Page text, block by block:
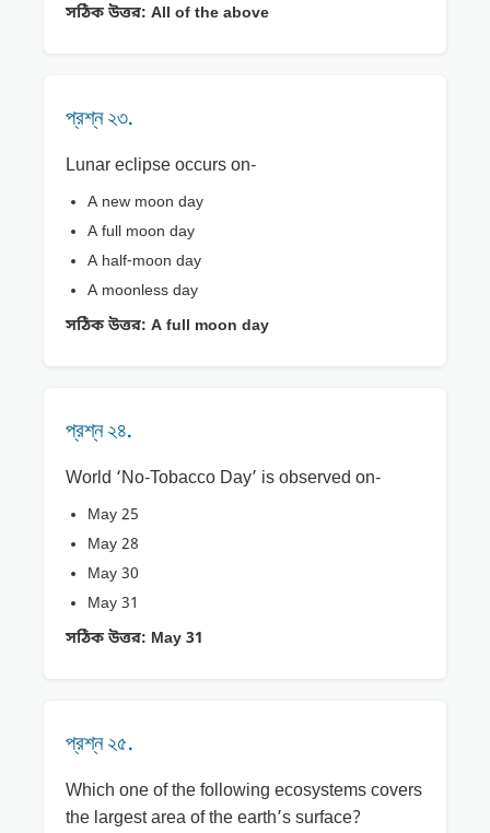
সঠিক উত্তর: All of the above
প্রশ্ন ২৩.
Lunar eclipse occurs on-
A new moon day
A full moon day
A half-moon day
A moonless day
সঠিক উত্তর: A full moon day
প্রশ্ন ২৪.
World ‘No-Tobacco Day’ is observed on-
May 25
May 28
May 30
May 31
সঠিক উত্তর: May 31
প্রশ্ন ২৫.
Which one of the following ecosystems covers
the largest area of the earth’s surface?